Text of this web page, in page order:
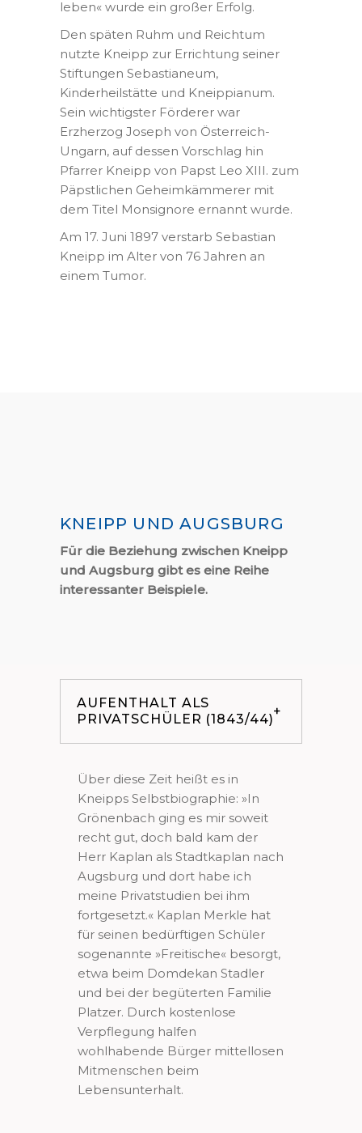
leben« wurde ein großer Erfolg.
Den späten Ruhm und Reichtum
nutzte Kneipp zur Errichtung seiner
Stiftungen Sebastianeum,
Kinderheilstätte und Kneippianum.
Sein wichtigster Förderer war
Erzherzog Joseph von Österreich-
Ungarn, auf dessen Vorschlag hin
Pfarrer Kneipp von Papst Leo XIII. zum
Päpstlichen Geheimkämmerer mit
dem Titel Monsignore ernannt wurde.
Am 17. Juni 1897 verstarb Sebastian
Kneipp im Alter von 76 Jahren an
einem Tumor.
KNEIPP UND AUGSBURG
Für die Beziehung zwischen Kneipp
und Augsburg gibt es eine Reihe
interessanter Beispiele.
AUFENTHALT ALS
PRIVATSCHÜLER (1843/44)
Über diese Zeit heißt es in
Kneipps Selbstbiographie: »In
Grönenbach ging es mir soweit
recht gut, doch bald kam der
Herr Kaplan als Stadtkaplan nach
Augsburg und dort habe ich
meine Privatstudien bei ihm
fortgesetzt.« Kaplan Merkle hat
für seinen bedürftigen Schüler
sogenannte »Freitische« besorgt,
etwa beim Domdekan Stadler
und bei der begüterten Familie
Platzer. Durch kostenlose
Verpflegung halfen
wohlhabende Bürger mittellosen
Mitmenschen beim
Lebensunterhalt.